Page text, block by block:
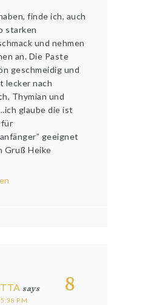
finde ich, auch
starken
und nehmen
an. Die Paste
geschmeidig und
lecker nach
Thymian und
glaube die ist
geeignet
Gruß Heike
8
says
P.M.